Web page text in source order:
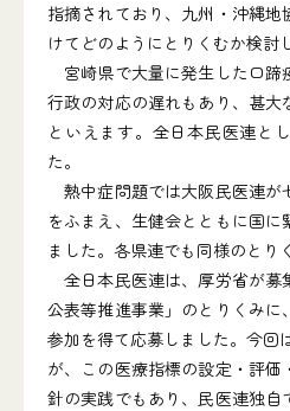
指摘されており、九州・沖縄
けてどのようにとりくむか検討
宮崎県で大量に発生した口蹄
行政の対応の遅れもあり、甚大
といえます。全日本民医連と
た。
熱中症問題では大阪民医連が
をふまえ、生健会とともに国
ました。各県連でも同様のとり
全日本民医連は、厚労省が募
公表等推進事業」のとりくみに
参加を得て応募しました。今回
が、この医療指標の設定・評
針の実践でもあり、民医連独自